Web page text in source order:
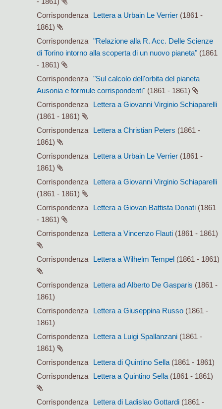
Corrispondenza
Lettera a Urbain Le Verrier (1861 -
1861)
Corrispondenza
"Relazione alla R. Acc. Delle Scienze
di Torino intorno alla scoperta di un nuovo pianeta" (1861
- 1861)
Corrispondenza
"Sul calcolo dell'orbita del pianeta
Ausonia e formule corrispondenti" (1861 - 1861)
Corrispondenza
Lettera a Giovanni Virginio Schiaparelli
(1861 - 1861)
Corrispondenza
Lettera a Christian Peters (1861 -
1861)
Corrispondenza
Lettera a Urbain Le Verrier (1861 -
1861)
Corrispondenza
Lettera a Giovanni Virginio Schiaparelli
(1861 - 1861)
Corrispondenza
Lettera a Giovan Battista Donati (1861
- 1861)
Corrispondenza
Lettera a Vincenzo Flauti (1861 - 1861)
Corrispondenza Lettera a Wilhelm Tempel (1861 - 1861)
Corrispondenza Lettera ad Alberto De Gasparis (1861 -
1861)
Corrispondenza
Lettera a Giuseppina Russo (1861 -
1861)
Corrispondenza
Lettera a Luigi Spallanzani (1861 -
1861)
Corrispondenza
Lettera di Quintino Sella (1861 - 1861)
Corrispondenza
Lettera a Quintino Sella (1861 - 1861)
Corrispondenza Lettera di Ladislao Gottardi (1861 -